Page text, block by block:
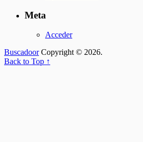
Meta
Acceder
BuscadoorCopyright © 2026.
Back to Top ↑